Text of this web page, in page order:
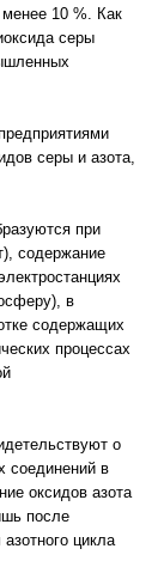
10 %. Как
серы
серы и азота,
при
содержание
в
содержащих
процессах
о
соединений в
оксидов азота
после
цикла